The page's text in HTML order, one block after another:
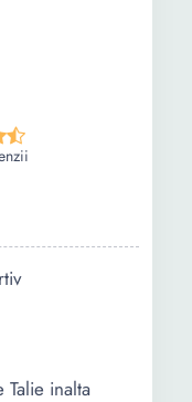
Talie inalta